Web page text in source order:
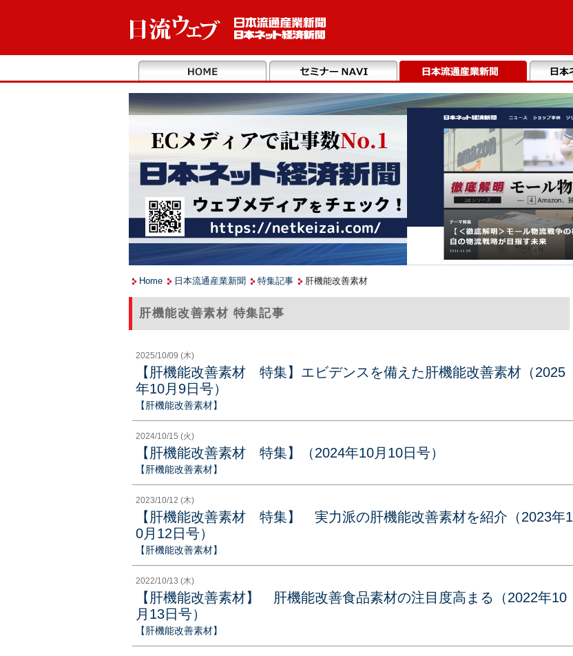
Home 日本流通産業新聞 特集記事 肝機能改善素材
肝機能改善素材 特集記事
2025/10/09 (木)
【肝機能改善素材 特集】エビデンスを備えた肝機能改善素材（2025
年10月9日号）
【肝機能改善素材】
2024/10/15 (火)
【肝機能改善素材 特集】（2024年10月10日号）
【肝機能改善素材】
2023/10/12 (木)
【肝機能改善素材 特集】 実力派の肝機能改善素材を紹介（2023年1
0月12日号）
【肝機能改善素材】
2022/10/13 (木)
【肝機能改善素材】 肝機能改善食品素材の注目度高まる（2022年10
月13日号）
【肝機能改善素材】